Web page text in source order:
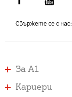
Свържете се с нас:
За А1
Кариери